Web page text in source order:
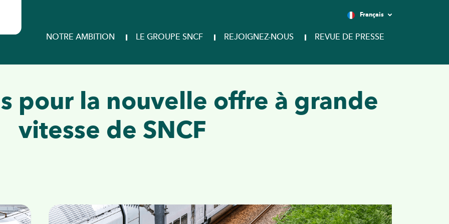
NOTRE AMBITION LE GROUPE SNCF REJOIGNEZ-NOUS REVUE DE PRESSE
Français
pour la nouvelle offre à grande
vitesse de SNCF